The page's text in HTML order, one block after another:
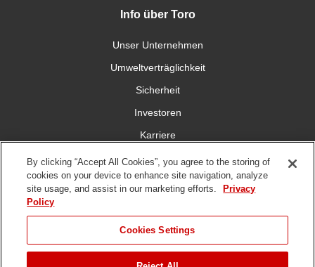
Info über Toro
Unser Unternehmen
Umweltverträglichkeit
Sicherheit
Investoren
Karriere
Verbinden Sie sich mit uns
Nutzungsbedingungen Datenschutzrichtlinie
By clicking “Accept All Cookies”, you agree to the storing of
cookies on your device to enhance site navigation, analyze
site usage, and assist in our marketing efforts.
Privacy
Policy
Cookies Settings